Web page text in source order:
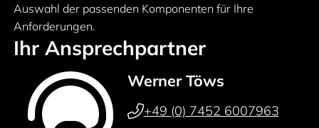
Auswahl der passenden Komponenten für Ihre
Anforderungen.
Ihr Ansprechpartner
Werner Töws
+49 (0) 7452 6007963